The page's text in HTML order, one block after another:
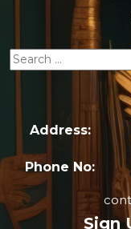
Address:
Phone No:
Sign